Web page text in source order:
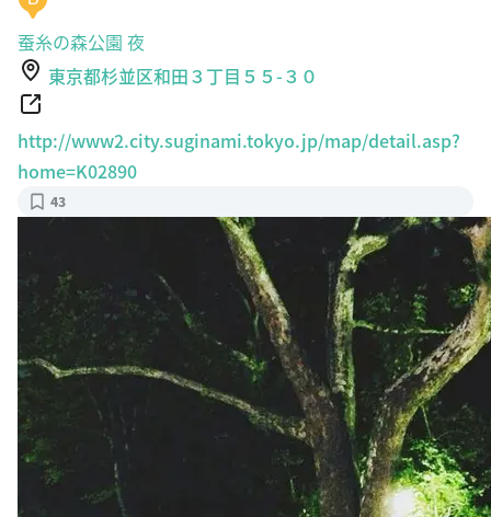
東京都杉並区和田３丁目５５-３０
http://www2.city.suginami.tokyo.jp/map/detail.asp?
home=K02890